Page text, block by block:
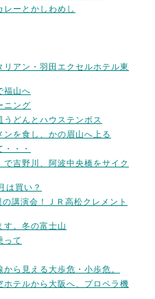
ーとかしわめし
アン・羽田エクセルホテル東
福山へ
ニング
どんとハウステンボス
を食し、かの眉山へ上る
・・
吉野川、阿波中央橋をサイク
は買い？
講演会！ＪＲ高松クレメント
す。冬の富士山
って
ら見える大歩危・小歩危。
テルから大阪へ、プロペラ機